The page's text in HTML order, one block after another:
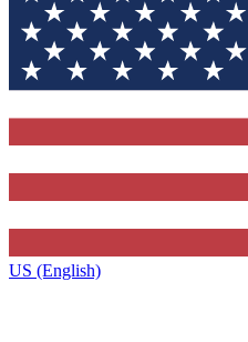
US (English)